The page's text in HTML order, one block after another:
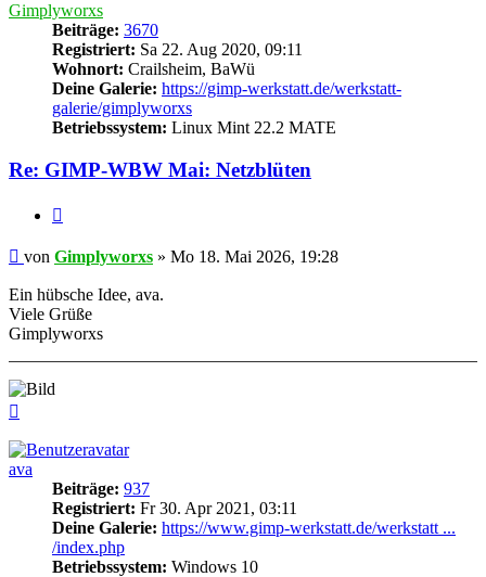
Gimplyworxs
Beiträge: 3670
Registriert: Sa 22. Aug 2020, 09:11
Wohnort: Crailsheim, BaWü
Deine Galerie: https://gimp-werkstatt.de/werkstatt-
galerie/gimplyworxs
Betriebssystem: Linux Mint 22.2 MATE
Re: GIMP-WBW Mai: Netzblüten
Beitrag
von Gimplyworxs » Mo 18. Mai 2026, 19:28
Ein hübsche Idee, ava.
Viele Grüße
Gimplyworxs
ava
Beiträge: 937
Registriert: Fr 30. Apr 2021, 03:11
Deine Galerie: https://www.gimp-werkstatt.de/werkstatt ...
/index.php
Betriebssystem: Windows 10